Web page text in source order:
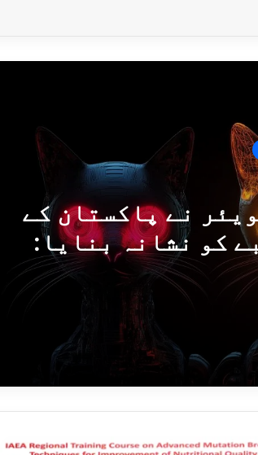
نے پاکستان کے
کو نشانہ بنایا:
بیانات مسترد